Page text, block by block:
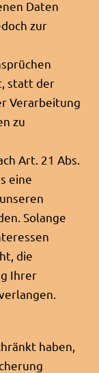
Daten
zur
statt der
Verarbeitung
zu
Art. 21 Abs.
eine
Solange
die
Ihrer
haben,